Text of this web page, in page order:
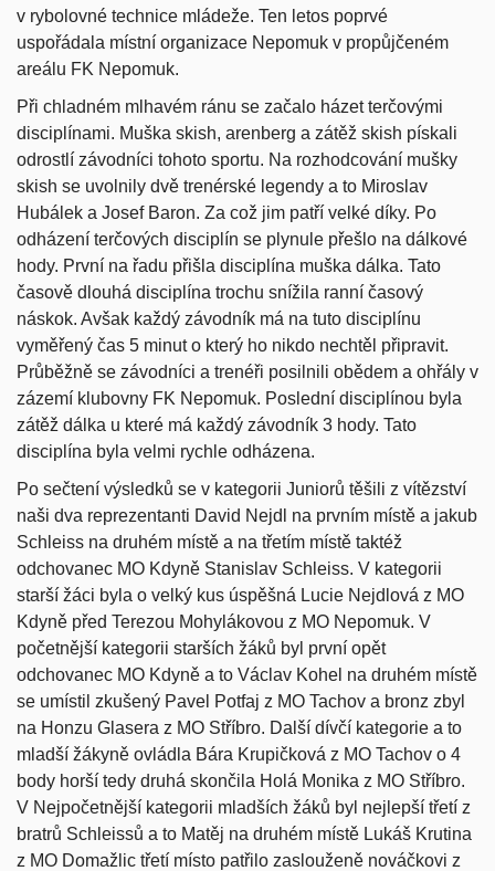
v rybolovné technice mládeže. Ten letos poprvé
uspořádala místní organizace Nepomuk v propůjčeném
areálu FK Nepomuk.
Při chladném mlhavém ránu se začalo házet terčovými
disciplínami. Muška skish, arenberg a zátěž skish pískali
odrostlí závodníci tohoto sportu. Na rozhodcování mušky
skish se uvolnily dvě trenérské legendy a to Miroslav
Hubálek a Josef Baron. Za což jim patří velké díky. Po
odházení terčových disciplín se plynule přešlo na dálkové
hody. První na řadu přišla disciplína muška dálka. Tato
časově dlouhá disciplína trochu snížila ranní časový
náskok. Avšak každý závodník má na tuto disciplínu
vyměřený čas 5 minut o který ho nikdo nechtěl připravit.
Průběžně se závodníci a trenéři posilnili obědem a ohřály v
zázemí klubovny FK Nepomuk. Poslední disciplínou byla
zátěž dálka u které má každý závodník 3 hody. Tato
disciplína byla velmi rychle odházena.
Po sečtení výsledků se v kategorii Juniorů těšili z vítězství
naši dva reprezentanti David Nejdl na prvním místě a jakub
Schleiss na druhém místě a na třetím místě taktéž
odchovanec MO Kdyně Stanislav Schleiss. V kategorii
starší žáci byla o velký kus úspěšná Lucie Nejdlová z MO
Kdyně před Terezou Mohylákovou z MO Nepomuk. V
početnější kategorii starších žáků byl první opět
odchovanec MO Kdyně a to Václav Kohel na druhém místě
se umístil zkušený Pavel Potfaj z MO Tachov a bronz zbyl
na Honzu Glasera z MO Stříbro. Další dívčí kategorie a to
mladší žákyně ovládla Bára Krupičková z MO Tachov o 4
body horší tedy druhá skončila Holá Monika z MO Stříbro.
V Nejpočetnější kategorii mladších žáků byl nejlepší třetí z
bratrů Schleissů a to Matěj na druhém místě Lukáš Krutina
z MO Domažlic třetí místo patřilo zaslouženě nováčkovi z